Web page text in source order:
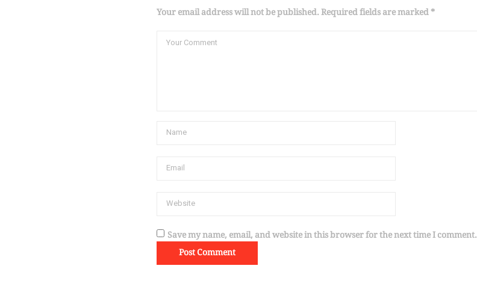
Your email address will not be published. Required fields are marked *
Save my name, email, and website in this browser for the next time I comment.